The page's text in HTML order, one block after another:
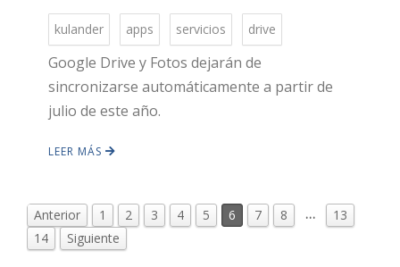
kulander apps servicios drive
Google Drive y Fotos dejarán de
sincronizarse automáticamente a partir de
julio de este año.
LEER MÁS
Anterior 1 2 3 4 5 6 7 8 …
13
14
Siguiente